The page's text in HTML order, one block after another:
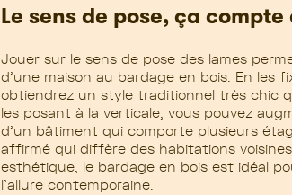
Le sens de pose, ça compte
Jouer sur le sens de pose des lames
d’une maison au bardage en bois. En les
obtiendrez un style traditionnel très chic
les posant à la verticale, vous pouvez
d’un bâtiment qui comporte plusieurs
affirmé qui diffère des habitations
esthétique, le bardage en bois est idéal
l’allure contemporaine.